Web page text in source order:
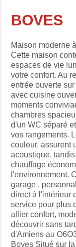
BOVES
Maison moderne
Cette maison
espaces de vie
votre confort. Au
entrée ouverte
avec cuisine
moments
chambres
d'un WC séparé
vos rangements.
couleur, assurent
acoustique,
chauffage
l'environnement.
garage ,
direct à l'intérieur
service pour plus
allier confort,
découvrir sans
d'Amiens au
Boves Situé sur